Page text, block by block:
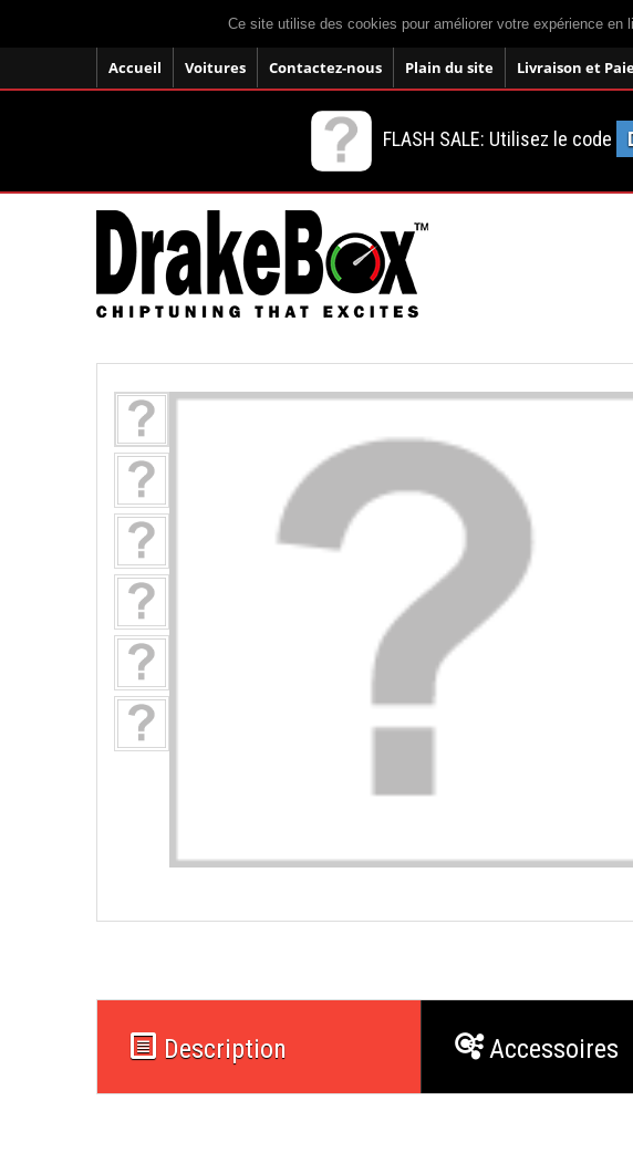
Ce site utilise des cookies pour améliorer votre expérience
Accueil Voitures Contactez-nous Plain du site Livraison et
FLASH SALE: Utilisez le code
Description Accessoires